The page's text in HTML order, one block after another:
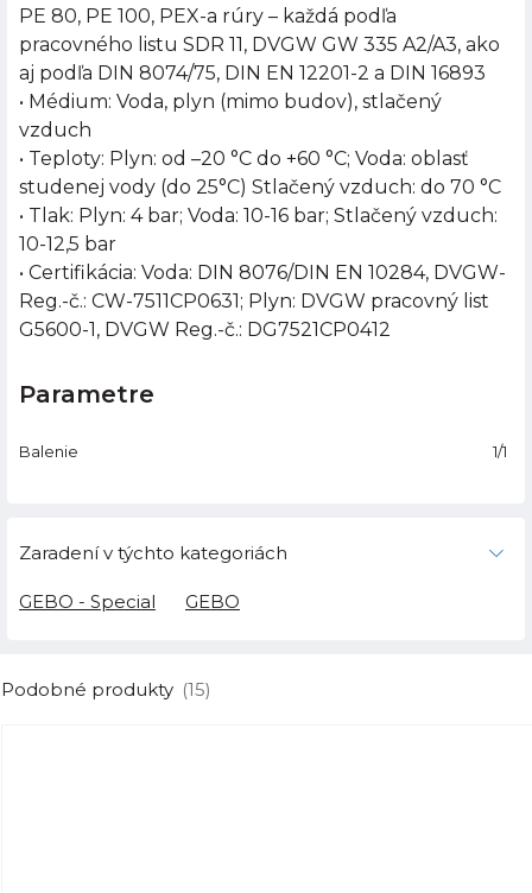
PE 80, PE 100, PEX-a rúry – každá podľa
pracovného listu SDR 11, DVGW GW 335 A2/A3, ako
aj podľa DIN 8074/75, DIN EN 12201-2 a DIN 16893
• Médium: Voda, plyn (mimo budov), stlačený
vzduch
• Teploty: Plyn: od –20 °C do +60 °C; Voda: oblasť
studenej vody (do 25°C) Stlačený vzduch: do 70 °C
• Tlak: Plyn: 4 bar; Voda: 10-16 bar; Stlačený vzduch:
10-12,5 bar
• Certifikácia: Voda: DIN 8076/DIN EN 10284, DVGW-
Reg.-č.: CW-7511CP0631; Plyn: DVGW pracovný list
G5600-1, DVGW Reg.-č.: DG7521CP0412
Parametre
Balenie 1/1
Zaradení v týchto kategoriách
GEBO - Special GEBO
Podobné produkty (15)